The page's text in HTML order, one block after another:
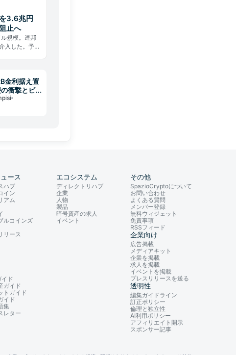
3.6兆円
止へ
規模。連邦
入した。予
金利据え置
衝撃とビ
ース
ハブ
イン
アム
ルコインズ
リース
エコシステム
ディレクトリハブ
企業
人物
製品
暗号資産の求人
イベント
ド
ガイド
トガイド
イド
集
レター
その他
SpazioCryptoについて
お問い合わせ
よくある質問
メンバー登録
無料ウィジェット
免責事項
RSSフィード
企業向け
広告掲載
メディアキット
企業を掲載
求人を掲載
イベントを掲載
プレスリリースを送る
透明性
編集ガイドライン
訂正ポリシー
倫理と独立性
AI利用ポリシー
アフィリエイト開示
スポンサー記事